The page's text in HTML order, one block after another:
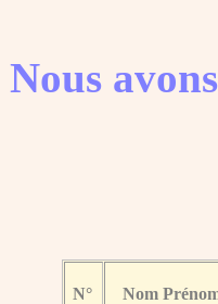
Nous
N° Nom